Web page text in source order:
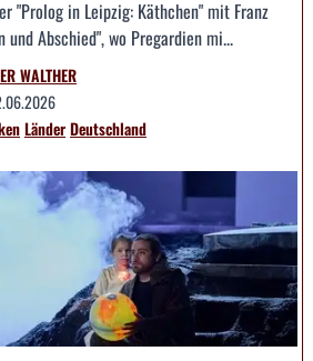
"Prolog in Leipzig: Käthchen" mit Franz
Abschied", wo Pregardien mi...
WALTHER
LänderDeutschland